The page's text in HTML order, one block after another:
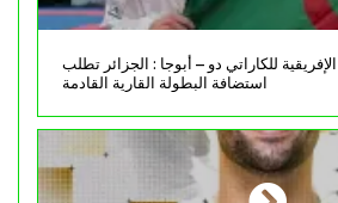
للكاراتي دو – أبوجا : الجزائر تطلب
استضافة البطولة القارية القادمة